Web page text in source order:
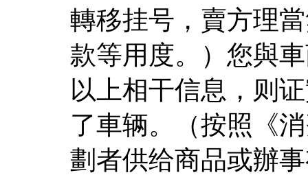
轉移挂号，賣方理
款等用度。）您與
以上相干信息，则
了車辆。（按照《
劃者供给商品或辦